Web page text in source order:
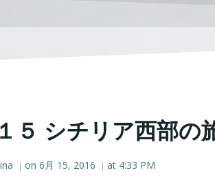
５ シチリア西部の
| on 6月 15, 2016 | at 4:33 PM